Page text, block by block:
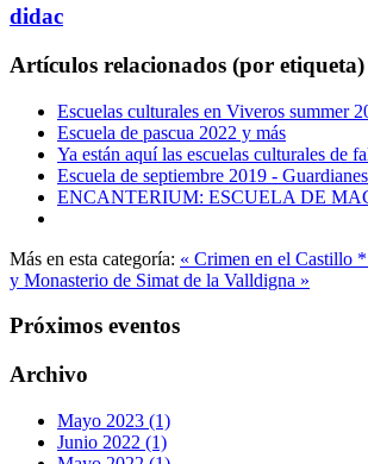
didac
Artículos relacionados (por etiqueta)
Escuelas culturales en Viveros summer
Escuela de pascua 2022 y más
Ya están aquí las escuelas culturales de
Escuela de septiembre 2019 -
ENCANTERIUM: ESCUELA DE
Más en esta categoría: « Crimen en el Castillo
y Monasterio de Simat de la Valldigna »
Próximos eventos
Archivo
Mayo 2023 (1)
Junio 2022 (1)